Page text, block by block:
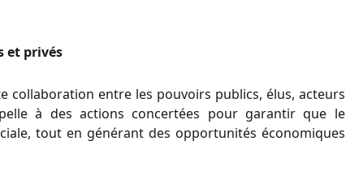
et privés
collaboration entre les pouvoirs publics, élus, acteurs
à des actions concertées pour garantir que le
tout en générant des opportunités économiques